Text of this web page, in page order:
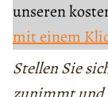
unseren
mit einem
Stellen Sie